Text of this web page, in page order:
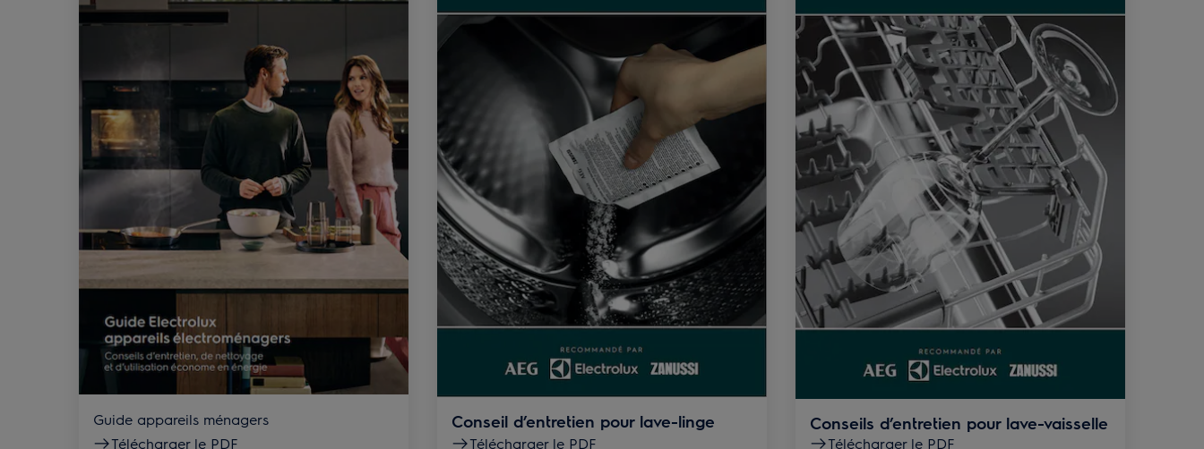
Guide appareils ménagers
Télécharger le PDF
Conseil d’entretien pour lave-linge
Télécharger le PDF
Conseils d’entretien pour lave-vaisselle
Télécharger le PDF